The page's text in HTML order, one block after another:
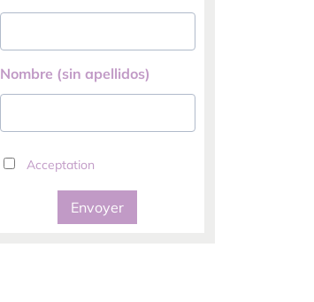
Nombre (sin apellidos)
Acceptation
Envoyer